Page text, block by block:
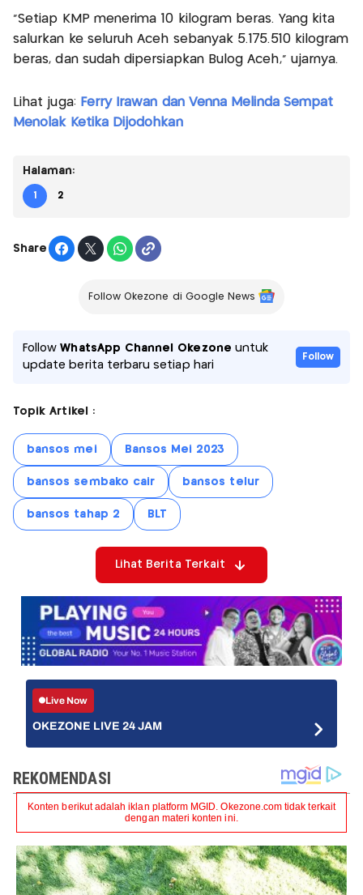
“Setiap KMP menerima 10 kilogram beras. Yang kita
salurkan ke seluruh Aceh sebanyak 5.175.510 kilogram
beras, dan sudah dipersiapkan Bulog Aceh,” ujarnya.
Lihat juga: Ferry Irawan dan Venna Melinda Sempat
Menolak Ketika Dijodohkan
Halaman:
1 2
Share
Follow Okezone di Google News
FollowWhatsApp Channel Okezone untuk
update berita terbaru setiap hari
Follow
Topik Artikel :
bansos mei Bansos Mei 2023
bansos sembako cair bansos telur
bansos tahap 2 BLT
Lihat Berita Terkait
Live Now
OKEZONE LIVE 24 JAM